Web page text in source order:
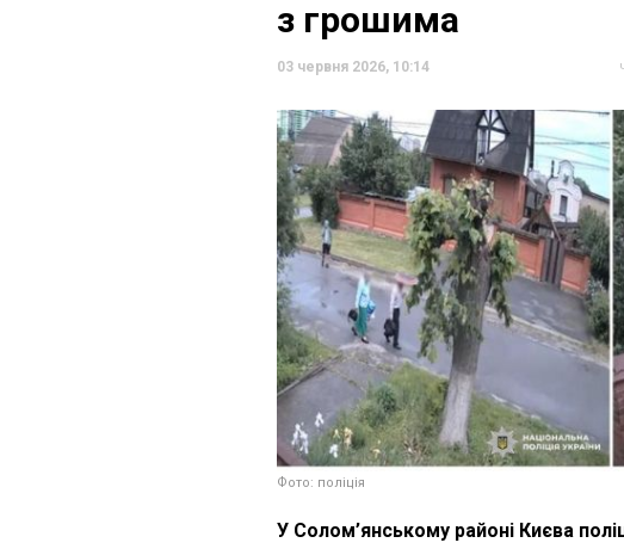
з грошима
03 червня 2026, 10:14
Фото: поліція
У Солом’янському районі Києва